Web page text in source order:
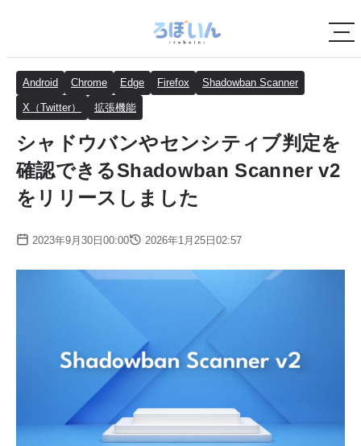
Android Chrome Edge Firefox Shadowban Scanner
X（Twitter） 拡張機能
シャドウバンやセンシティブ判定を
確認できるShadowban Scanner v2
をリリースしました
2023年9月30日00:00 2026年1月25日02:57